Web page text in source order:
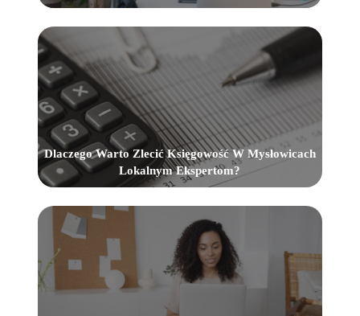
Dlaczego Warto Zlecić Księgowość W Mysłowicach
Lokalnym Ekspertom?